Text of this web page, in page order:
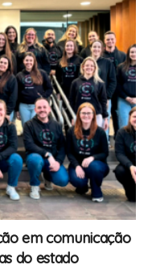
em comunicação
do estado